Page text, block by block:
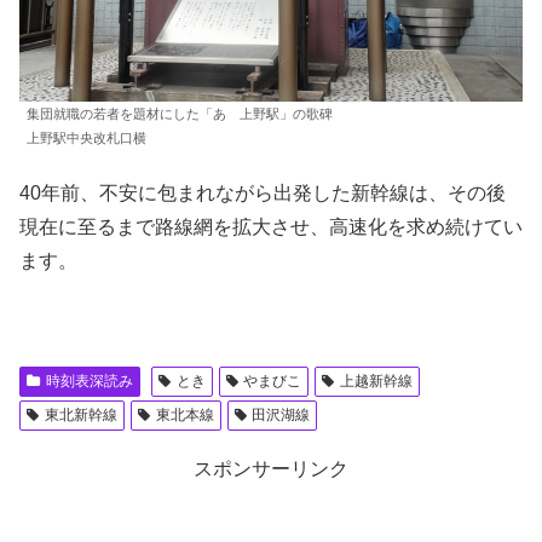
集団就職の若者を題材にした「あゝ上野駅」の歌碑
上野駅中央改札口横
40年前、不安に包まれながら出発した新幹線は、その後
現在に至るまで路線網を拡大させ、高速化を求め続けてい
ます。
時刻表深読み とき やまびこ
上越新幹線
東北新幹線
東北本線 田沢湖線
スポンサーリンク